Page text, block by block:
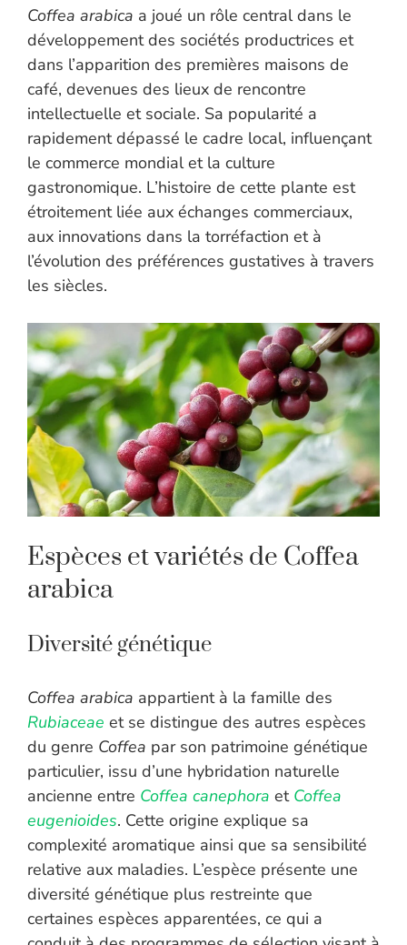
Coffea arabica a joué un rôle central dans le
développement des sociétés productrices et
dans l’apparition des premières maisons de
café, devenues des lieux de rencontre
intellectuelle et sociale. Sa popularité a
rapidement dépassé le cadre local, influençant
le commerce mondial et la culture
gastronomique. L’histoire de cette plante est
étroitement liée aux échanges commerciaux,
aux innovations dans la torréfaction et à
l’évolution des préférences gustatives à travers
les siècles.
Espèces et variétés de Coffea
arabica
Diversité génétique
Coffea arabica appartient à la famille des
Rubiaceae et se distingue des autres espèces
du genre Coffea par son patrimoine génétique
particulier, issu d’une hybridation naturelle
ancienne entre Coffea canephora et Coffea
eugenioides. Cette origine explique sa
complexité aromatique ainsi que sa sensibilité
relative aux maladies. L’espèce présente une
diversité génétique plus restreinte que
certaines espèces apparentées, ce qui a